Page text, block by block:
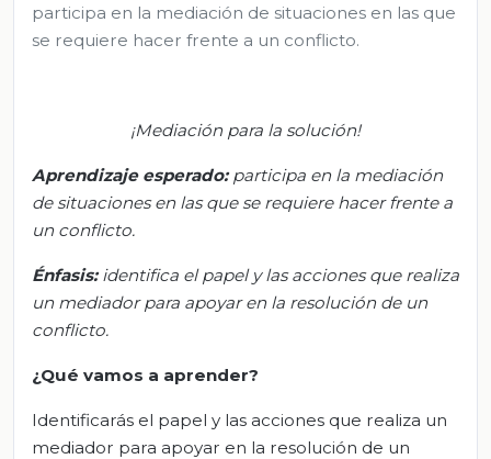
participa en la mediación de situaciones en las que
se requiere hacer frente a un conflicto.
¡Mediación para la solución!
Aprendizaje esperado: participa en la mediación
de situaciones en las que se requiere hacer frente a
un conflicto.
Énfasis: identifica el papel y las acciones que realiza
un mediador para apoyar en la resolución de un
conflicto.
¿Qué vamos a aprender?
Identificarás el papel y las acciones que realiza un
mediador para apoyar en la resolución de un